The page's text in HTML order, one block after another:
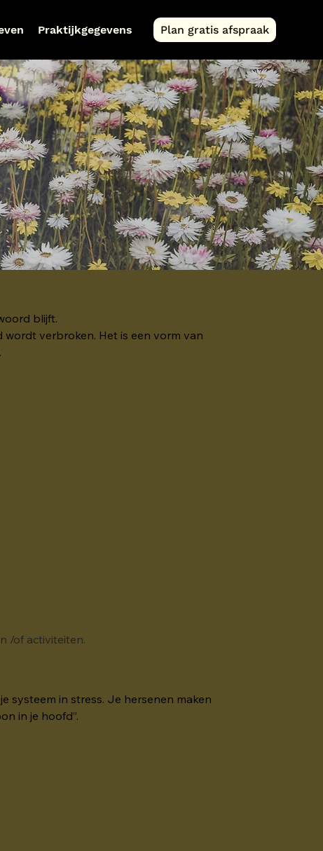
Praktijkgegevens Plan gratis afspraak
blijft.
verbroken. Het is een vorm van
/of activiteiten.
systeem in stress. Je hersenen maken
in je hoofd”.